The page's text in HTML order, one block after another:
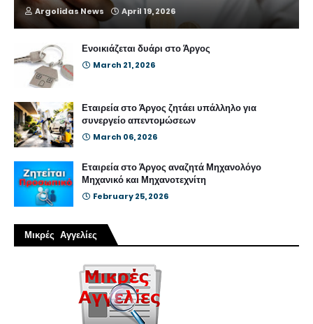
Argolidas News April 19, 2026
Ενοικιάζεται δυάρι στο Άργος
March 21, 2026
Εταιρεία στο Άργος ζητάει υπάλληλο για
συνεργείο απεντομώσεων
March 06, 2026
Εταιρεία στο Άργος αναζητά Μηχανολόγο
Μηχανικό και Μηχανοτεχνίτη
February 25, 2026
Μικρές Αγγελίες